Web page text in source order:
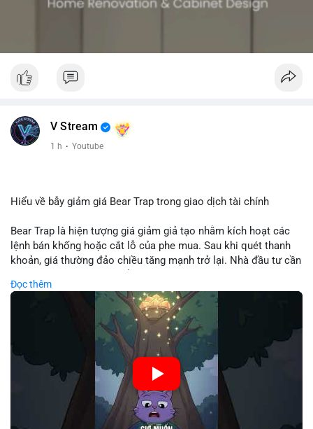
V Stream
1 h · Youtube
Hiểu về bẫy giảm giá Bear Trap trong giao dịch tài chính
Bear Trap là hiện tượng giá giảm giả tạo nhằm kích hoạt các
lệnh bán khống hoặc cắt lỗ của phe mua. Sau khi quét thanh
khoản, giá thường đảo chiều tăng mạnh trở lại. Nhà đầu tư cần
hóa điểm vào lệnh.
🎥 Xem video trực tiếp tại:
Nguồn: Cú Thông Thái
Đọc thêm